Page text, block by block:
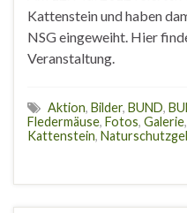
Kattenstein und haben
NSG eingeweiht. Hier
Veranstaltung.
Aktion, Bilder, BUND,
Fledermäuse, Fotos, Galerie,
Kattenstein,